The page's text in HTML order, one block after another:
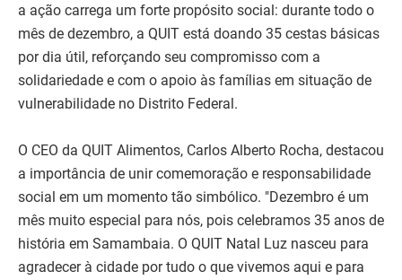
a ação carrega um forte propósito social: durante todo o
mês de dezembro, a QUIT está doando 35 cestas básicas
por dia útil, reforçando seu compromisso com a
solidariedade e com o apoio às famílias em situação de
vulnerabilidade no Distrito Federal.
O CEO da QUIT Alimentos, Carlos Alberto Rocha, destacou
a importância de unir comemoração e responsabilidade
social em um momento tão simbólico. "Dezembro é um
mês muito especial para nós, pois celebramos 35 anos de
história em Samambaia. O QUIT Natal Luz nasceu para
agradecer à cidade por tudo o que vivemos aqui e para